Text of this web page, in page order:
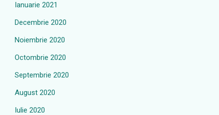
Ianuarie 2021
Decembrie 2020
Noiembrie 2020
Octombrie 2020
Septembrie 2020
August 2020
Iulie 2020